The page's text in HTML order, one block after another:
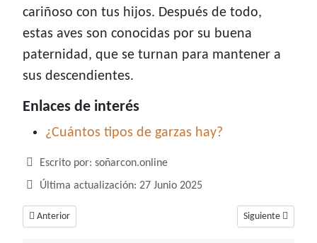
cariñoso con tus hijos. Después de todo,
estas aves son conocidas por su buena
paternidad, que se turnan para mantener a
sus descendientes.
Enlaces de interés
¿Cuántos tipos de garzas hay?
Detalles
Escrito por: soñarcon.online
Última actualización: 27 Junio 2025
Artículo anterior: Soñar con guitarra, un hermoso instrumento musical
Anterior Artículo siguiente:
Siguiente